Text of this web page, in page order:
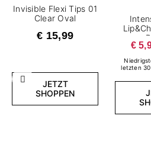
Zurück
Invisible Flexi Tips 01
Clear Oval
€ 15,99
JETZT
SHOPPEN
€
letzten 30